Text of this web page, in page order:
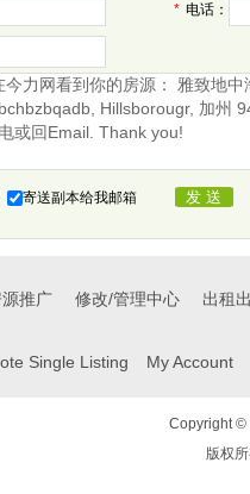
* 电话：
寄送副本给我邮箱
推广 修改/管理中心 出租
Single Listing My Account
Copyright ©
版权